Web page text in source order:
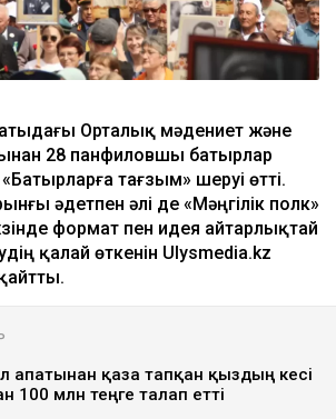
Орталық мәдениет және
28 панфиловшы батырлар
тағзым» шеруі өтті.
әдетпен әлі де «Мәңгілік полк»
формат пен идея айтарлықтай
қалай өткенін Ulysmedia.kz
апатынан қаза тапқан қыздың әкесі
100 млн теңге талап етті